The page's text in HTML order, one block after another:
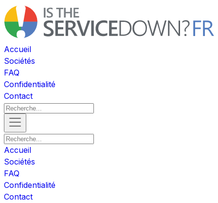
Accueil
Sociétés
FAQ
Confidentialité
Contact
Accueil
Sociétés
FAQ
Confidentialité
Contact